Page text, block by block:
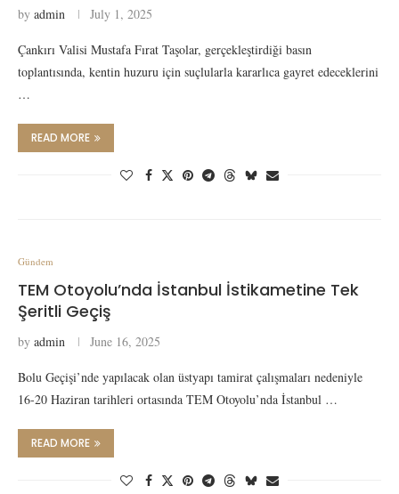
by admin July 1, 2025
Çankırı Valisi Mustafa Fırat Taşolar, gerçekleştirdiği basın
toplantısında, kentin huzuru için suçlularla kararlıca gayret edeceklerini
…
READ MORE
Gündem
TEM Otoyolu’nda İstanbul İstikametine Tek
Şeritli Geçiş
by admin June 16, 2025
Bolu Geçişi’nde yapılacak olan üstyapı tamirat çalışmaları nedeniyle
16-20 Haziran tarihleri ortasında TEM Otoyolu’nda İstanbul …
READ MORE